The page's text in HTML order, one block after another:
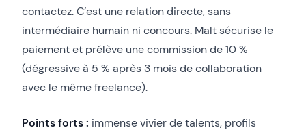
contactez. C’est une relation directe, sans
intermédiaire humain ni concours. Malt sécurise le
paiement et prélève une commission de 10 %
(dégressive à 5 % après 3 mois de collaboration
avec le même freelance).
Points forts : immense vivier de talents, profils